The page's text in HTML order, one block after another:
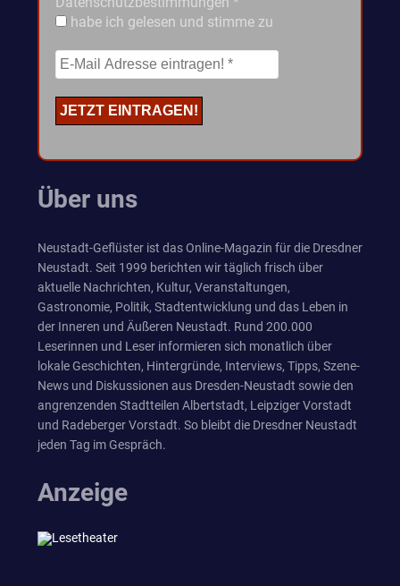
habe ich gelesen und stimme zu
Über uns
Neustadt-Geflüster ist das Online-Magazin für die Dresdner
Neustadt. Seit 1999 berichten wir täglich frisch über
aktuelle Nachrichten, Kultur, Veranstaltungen,
Gastronomie, Politik, Stadtentwicklung und das Leben in
der Inneren und Äußeren Neustadt. Rund 200.000
Leserinnen und Leser informieren sich monatlich über
lokale Geschichten, Hintergründe, Interviews, Tipps, Szene-
News und Diskussionen aus Dresden-Neustadt sowie den
angrenzenden Stadtteilen Albertstadt, Leipziger Vorstadt
und Radeberger Vorstadt. So bleibt die Dresdner Neustadt
jeden Tag im Gespräch.
Anzeige